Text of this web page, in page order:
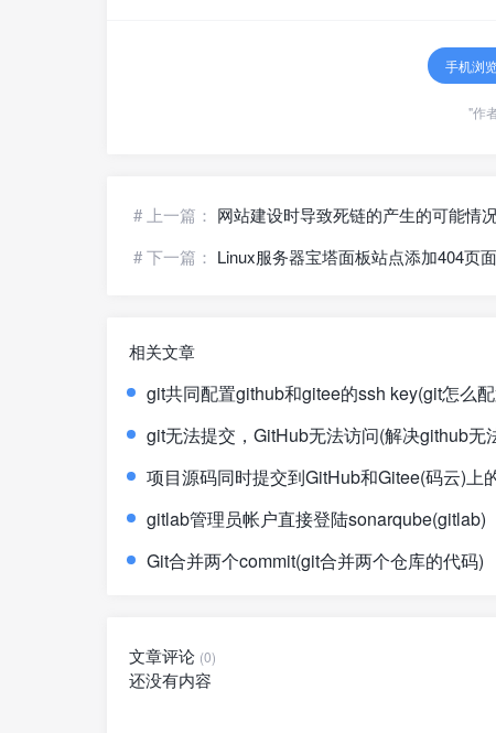
手机浏
"作
# 上一篇： 网站建设时导致死链的产生的可能情
# 下一篇： Linux服务器宝塔面板站点添加404页
相关文章
git共同配置github和gitee的ssh key(git怎么
git无法提交，GitHub无法访问(解决github无
项目源码同时提交到GitHub和Gitee(码云)上
gitlab管理员帐户直接登陆sonarqube(gitlab)
Git合并两个commit(git合并两个仓库的代码)
文章评论 (0)
还没有内容